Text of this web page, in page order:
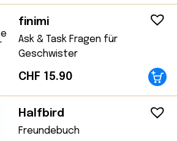
finimi
Ask & Task Fragen für
Geschwister
CHF 15.90
Halfbird
Freundebuch